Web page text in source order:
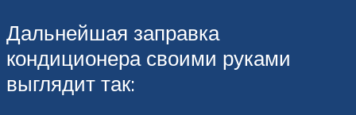
Дальнейшая заправка
кондиционера своими руками
выглядит так: